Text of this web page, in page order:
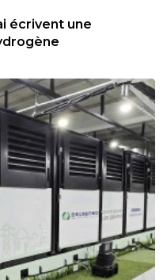
écrivent une